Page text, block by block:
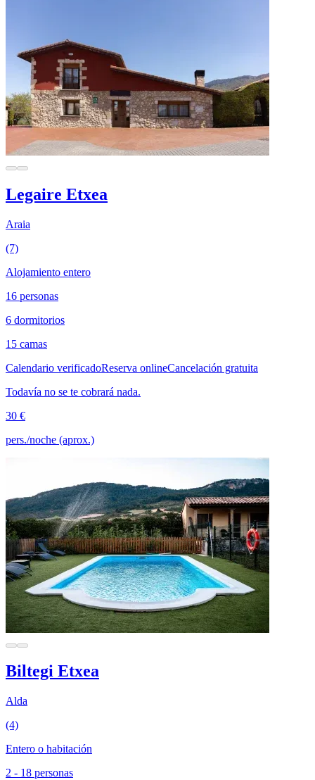
Legaire Etxea
Araia
(7)
Alojamiento entero
16 personas
6 dormitorios
15 camas
Calendario verificadoReserva onlineCancelación gratuita
Todavía no se te cobrará nada.
30 €
pers./noche (aprox.)
Biltegi Etxea
Alda
(4)
Entero o habitación
2 - 18 personas